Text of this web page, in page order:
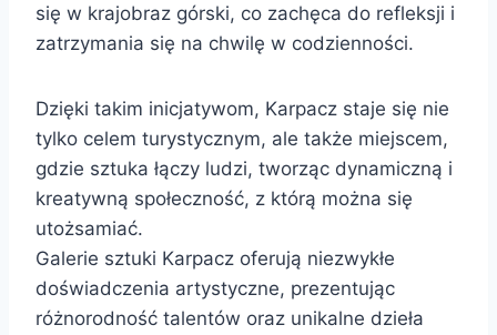
się w krajobraz górski, co zachęca do refleksji i
zatrzymania się na chwilę w codzienności.
Dzięki takim inicjatywom, Karpacz staje się nie
tylko celem turystycznym, ale także miejscem,
gdzie sztuka łączy ludzi, tworząc dynamiczną i
kreatywną społeczność, z którą można się
utożsamiać.
Galerie sztuki Karpacz oferują niezwykłe
doświadczenia artystyczne, prezentując
różnorodność talentów oraz unikalne dzieła